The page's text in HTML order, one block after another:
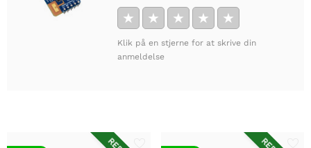
★ ★ ★ ★ ★
Klik på en stjerne for at skrive din
anmeldelse